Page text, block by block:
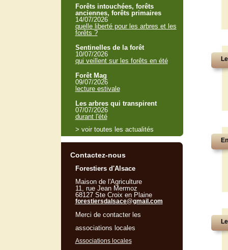
Forêts intouchées, forêts
anciennes, forêts primaires
14/07/2026
quelle liberté pour les arbres et les
forêts ?
Sentinelles de la forêt
10/07/2026
qui veillent sur les forêts en été
Forêt Mag
09/07/2026
lecture estivale
Les arbres qui transpirent
07/07/2026
durant l'été
> voir toutes les actualités
Contactez-nous
Forestiers d'Alsace
Maison de l'Agriculture
11, rue Jean Mermoz
68127 Ste Croix en Plaine
forestiersdalsace@gmail.com
Merci de contacter les
associations locales
Associations locales